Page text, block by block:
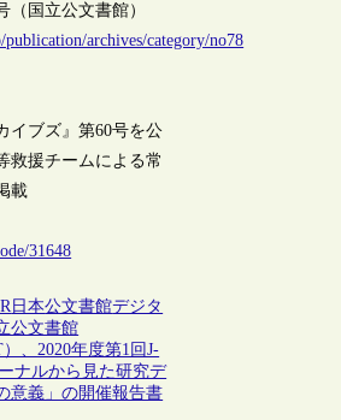
（国立公文書館）
archives/category/no78
イブズ』第60号を公
救援チームによる常
載
31648
日本公文書館デジタ
公文書館
、2020年度第1回J-
ナルから見た研究デ
意義」の開催報告書